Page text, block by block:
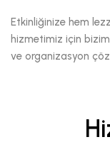
Etkinliğinize hem
hizmetimiz için
ve organizasyon